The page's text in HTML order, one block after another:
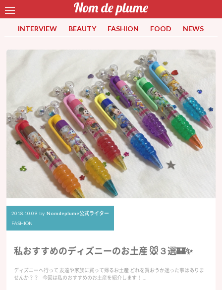
INTERVIEW BEAUTY FASHION FOOD NEWS
2018.10.09 by Nomdeplume公式ライター
FASHION
私おすすめのディズニーのお土産 🐭３選🏰✨
ディズニーへ行って 友達や家族に買って帰るお土産 どれを買おうか迷った事はありま
せんか？？ ㅤㅤㅤㅤㅤㅤㅤㅤㅤㅤㅤㅤㅤ ㅤㅤㅤㅤㅤㅤㅤㅤㅤㅤㅤㅤㅤ ㅤㅤㅤㅤㅤㅤㅤㅤㅤㅤㅤㅤㅤ 今回は私のおすすめのお土産を紹介します！ ㅤ…